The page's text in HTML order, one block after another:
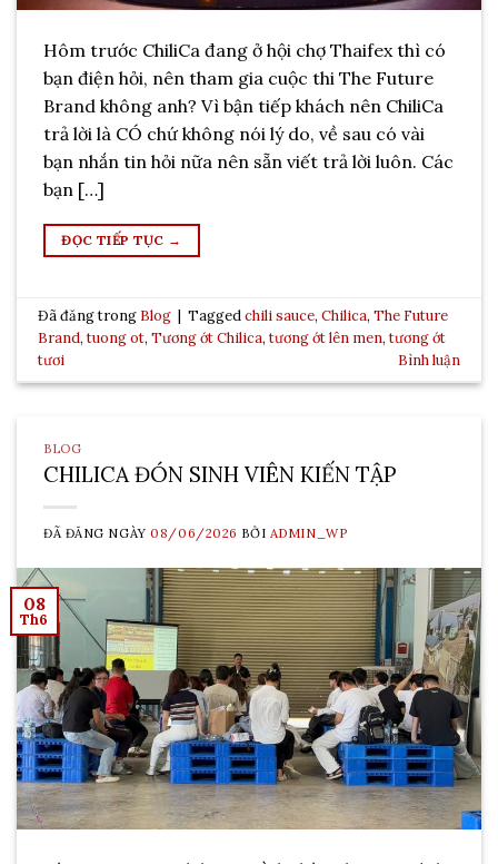
Hôm trước ChiliCa đang ở hội chợ Thaifex thì có
bạn điện hỏi, nên tham gia cuộc thi The Future
Brand không anh? Vì bận tiếp khách nên ChiliCa
trả lời là CÓ chứ không nói lý do, về sau có vài
bạn nhắn tin hỏi nữa nên sẵn viết trả lời luôn. Các
bạn […]
ĐỌC TIẾP TỤC →
Đã đăng trong Blog | Taggedchili sauce,Chilica,The Future
Brand,tuong ot,Tương ớt Chilica,tương ớt lên men,tương ớt
tươi
Bình luận
BLOG
CHILICA ĐÓN SINH VIÊN KIẾN TẬP
ĐÃ ĐĂNG NGÀY08/06/2026 BỞI ADMIN_WP
08
Th6